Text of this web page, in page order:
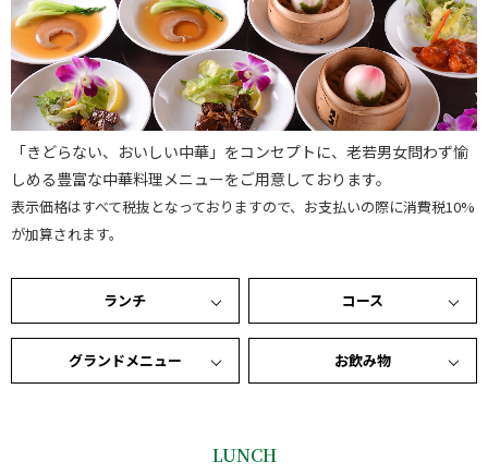
「きどらない、おいしい中華」をコンセプトに、老若男女問わず愉
しめる豊富な中華料理メニューをご用意しております。
表示価格はすべて税抜となっておりますので、お支払いの際に消費税10%
が加算されます。
ランチ コース
グランドメニュー お飲み物
LUNCH